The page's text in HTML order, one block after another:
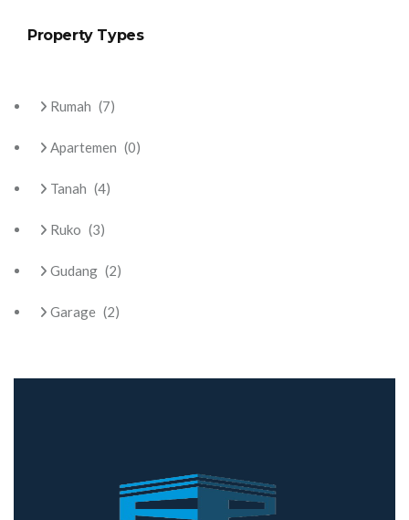
Property Types
Rumah (7)
Apartemen (0)
Tanah (4)
Ruko (3)
Gudang (2)
Garage (2)